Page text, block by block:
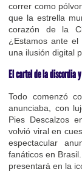
correr como
que la estrella
corazón de la
¿Estamos ante
una ilusión digital
El cartel de la discordia
Todo comenzó
anunciaba, con
Pies Descalzos
volvió viral en
espectacular
fanáticos en
presentará en la